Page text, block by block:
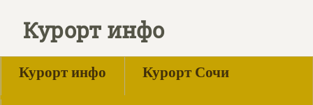
Курорт инфо
Курорт инфо Курорт Сочи